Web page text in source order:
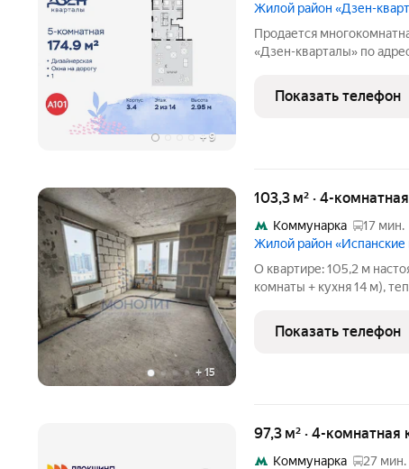
+9
Жилой район «Дзен-
Продается
«Дзен-кварталы» по
Коммунарка,
Общая площадь
Показать телефон
+ 15
103,3 м² · 4-
Коммунарка
17 мин.
Жилой район
О квартире: 105,2 м настоящего простора (4 изолированные
комнаты + кухня 14 м),
воплощения любых
планировку;
Показать телефон
97,3 м² · 4-
Коммунарка
27 мин.